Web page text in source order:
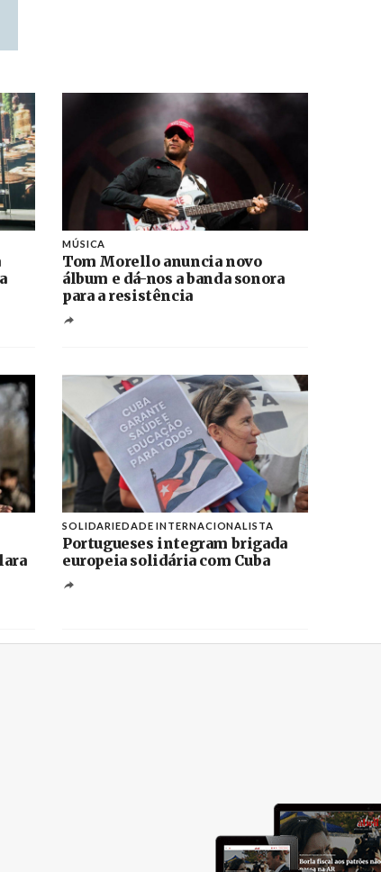
MÚSICA
Tom Morello anuncia novo
álbum e dá-nos a banda sonora
para a resistência
SOLIDARIEDADE INTERNACIONALISTA
Portugueses integram brigada
europeia solidária com Cuba